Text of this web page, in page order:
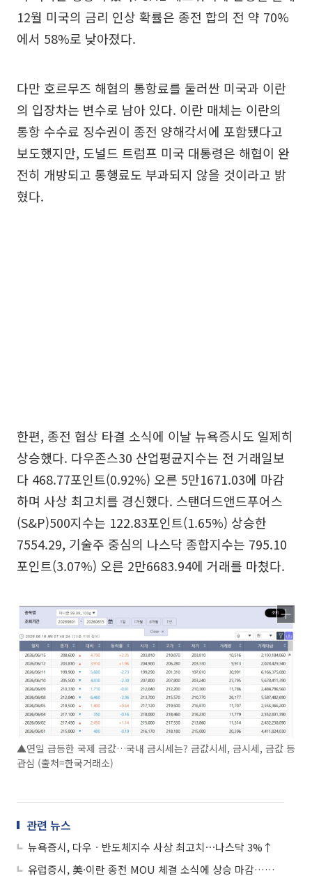
12월 미국의 금리 인상 확률은 종전 합의 전 약 70%
에서 58%로 낮아졌다.
다만 호르무즈 해협의 통항료를 둘러싼 미국과 이란
의 입장차는 변수로 남아 있다. 이란 매체는 이란의
통항 수수료 징수권이 종전 양해각서에 포함됐다고
보도했지만, 도널드 트럼프 미국 대통령은 해협이 완
전히 개방되고 통행료도 부과되지 않을 것이라고 밝
혔다.
한편, 종전 협상 타결 소식에 이날 뉴욕증시도 일제히
상승했다. 다우존스30 산업평균지수는 전 거래일보
다 468.77포인트(0.92%) 오른 5만1671.03에 마감
하며 사상 최고치를 경신했다. 스탠더드앤드푸어스
(S&P)500지수는 122.83포인트(1.65%) 상승한
7554.29, 기술주 중심의 나스닥 종합지수는 795.10
포인트(3.07%) 오른 2만6683.94에 거래를 마쳤다.
▲연일 급등한 국제 금값…국내 금시세는? 금값시세, 금시세, 금값 등
관심 (출처=한국거래소)
관련 뉴스
뉴욕증시, 다우ㆍ반도체지수 사상 최고치⋯나스닥 3%↑
유럽증시, 美·이란 종전 MOU 체결 소식에 상승 마감…스톡스600 0.19%↑